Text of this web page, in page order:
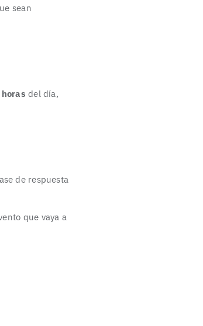
sean
horasdel día,
de respuesta
que vaya a